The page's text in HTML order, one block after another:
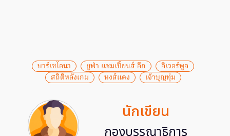
บาร์เซโลนา ยูฟ่า แชมเปี้ยนส์ ลีก
ลิเวอร์พูล
สถิติหลังเกม
หงส์แดง เจ้าบุญทุ่ม
นักเขียน
กองบรรณาธิการ